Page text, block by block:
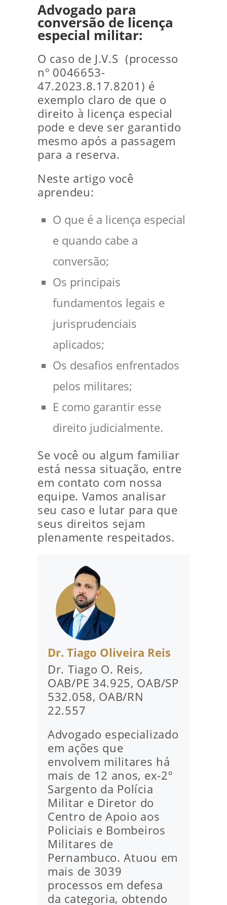
Advogado para
conversão de licença
especial militar:
O caso de J.V.S (processo
nº 0046653-
47.2023.8.17.8201) é
exemplo claro de que o
direito à licença especial
pode e deve ser garantido
mesmo após a passagem
para a reserva.
Neste artigo você
aprendeu:
O que é a licença especial
e quando cabe a
conversão;
Os principais
fundamentos legais e
jurisprudenciais
aplicados;
Os desafios enfrentados
pelos militares;
E como garantir esse
direito judicialmente.
Se você ou algum familiar
está nessa situação, entre
em contato com nossa
equipe. Vamos analisar
seu caso e lutar para que
seus direitos sejam
plenamente respeitados.
Dr. Tiago Oliveira Reis
Dr. Tiago O. Reis,
OAB/PE 34.925, OAB/SP
532.058, OAB/RN
22.557
Advogado especializado
em ações que
envolvem militares há
mais de 12 anos, ex-2º
Sargento da Polícia
Militar e Diretor do
Centro de Apoio aos
Policiais e Bombeiros
Militares de
Pernambuco. Atuou em
mais de 3039
processos em defesa
da categoria, obtendo